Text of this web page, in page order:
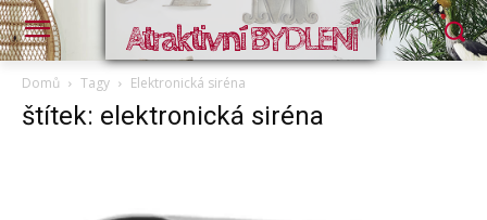
Atraktivní BYDLENÍ
Domů Tagy Elektronická siréna
štítek: elektronická siréna